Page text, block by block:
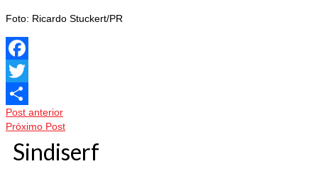
Foto: Ricardo Stuckert/PR
Facebook
Twitter
Share
Post anterior
Próximo Post
Sindiserf